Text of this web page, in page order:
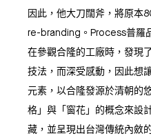
因此，他大刀闊斧，將原本
re-branding。Process普羅
在參觀合隆的工廠時，發現
技法，而深受感動，因此想
元素，以合隆發源於清朝的
格」與「窗花」的概念來設
藏，並呈現出台灣傳統內斂